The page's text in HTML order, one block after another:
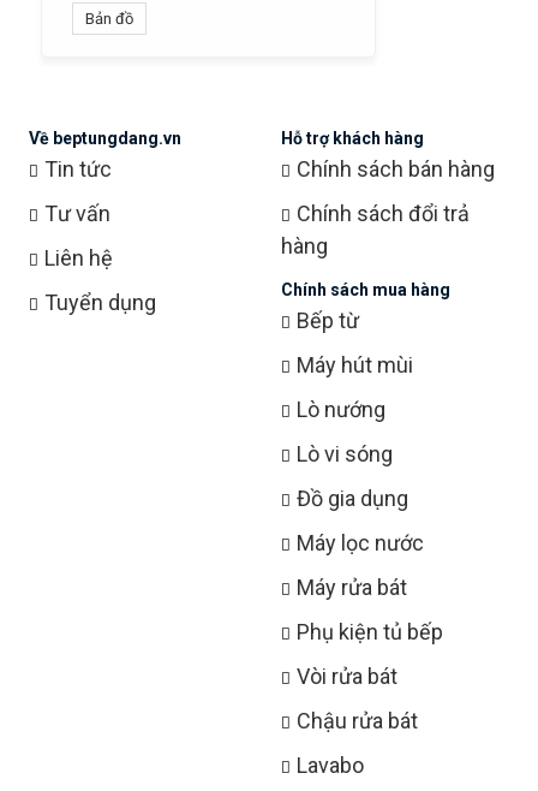
Bản đồ
Về beptungdang.vn
Tin tức
Tư vấn
Liên hệ
Tuyển dụng
Hỗ trợ khách hàng
Chính sách bán hàng
Chính sách đổi trả
hàng
Chính sách mua hàng
Bếp từ
Máy hút mùi
Lò nướng
Lò vi sóng
Đồ gia dụng
Máy lọc nước
Máy rửa bát
Phụ kiện tủ bếp
Vòi rửa bát
Chậu rửa bát
Lavabo